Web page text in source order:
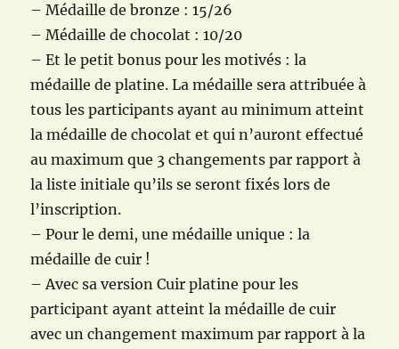
– Médaille de bronze : 15/26
– Médaille de chocolat : 10/20
– Et le petit bonus pour les motivés : la
médaille de platine. La médaille sera attribuée à
tous les participants ayant au minimum atteint
la médaille de chocolat et qui n’auront effectué
au maximum que 3 changements par rapport à
la liste initiale qu’ils se seront fixés lors de
l’inscription.
– Pour le demi, une médaille unique : la
médaille de cuir !
– Avec sa version Cuir platine pour les
participant ayant atteint la médaille de cuir
avec un changement maximum par rapport à la